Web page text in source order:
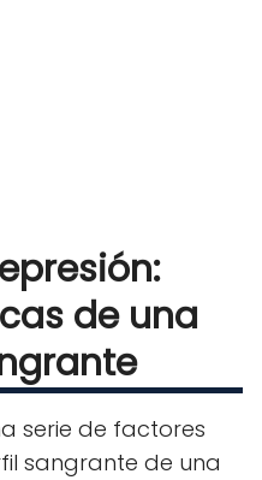
de una
serie de factores
sangrante de una